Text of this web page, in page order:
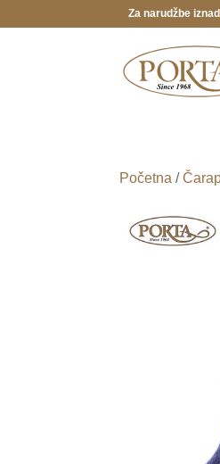
Za narudžbe
Početna /